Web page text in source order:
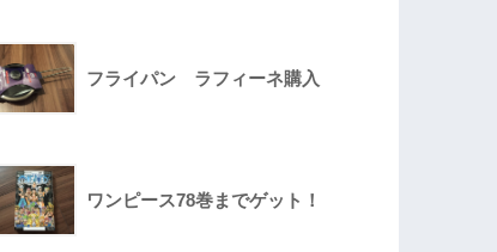
フライパン ラフィーネ購入
ワンピース78巻までゲット！